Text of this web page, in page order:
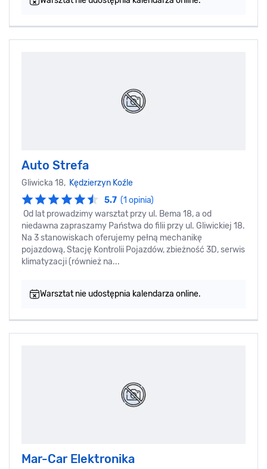
Auto Strefa
Gliwicka 18, Kędzierzyn Koźle
5.7 (1 opinia)
Od lat prowadzimy warsztat przy ul. Bema 18, a od
niedawna zapraszamy Państwa do filii przy ul. Gliwickiej 18.
Na 3 stanowiskach oferujemy pełną mechanikę
pojazdową, Stację Kontrolii Pojazdów, zbieżność 3D, serwis
klimatyzacji (również na...
Warsztat nie udostępnia kalendarza online.
Mar-Car Elektronika